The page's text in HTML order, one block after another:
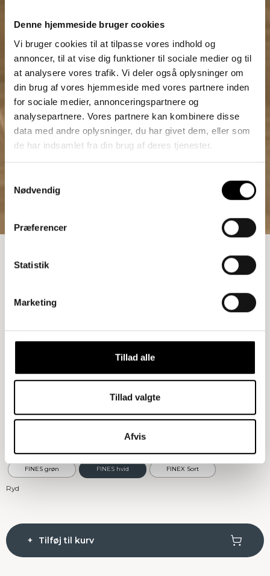
Denne hjemmeside bruger cookies
Vi bruger cookies til at tilpasse vores indhold og
annoncer, til at vise dig funktioner til sociale medier og til
at analysere vores trafik. Vi deler også oplysninger om
din brug af vores hjemmeside med vores partnere inden
for sociale medier, annonceringspartnere og
analysepartnere. Vores partnere kan kombinere disse
data med andre oplysninger, du har givet dem, eller som
de har indsamlet fra din brug af deres tjenester.
Nødvendig
Præferencer
Statistik
Marketing
Tillad alle
Tillad valgte
Afvis
REOL
1 fag 2 fag 3 fag
FINES grøn FINES hvid FINEX Sort
Ryd
Tilføj til kurv